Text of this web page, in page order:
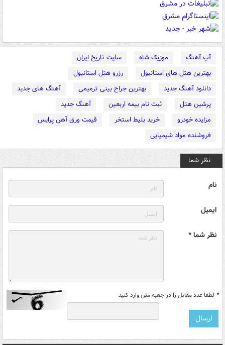
آپ آهنگ موزیک شاه
سایت تاریخ ایران
بهترین هتل های استانبول
رزرو هتل استانبول
دانلود آهنگ جدید
بهترین جراح بینی ترمیمی
آهنگ های جدید
پرشین هتل
ثبت نام بیمه اربعین
آهنگ جدید
مزایده خودرو
خرید بلیط استخر
قیمت ورق آهن پرایس
فروشنده مواد شیمیایی
نظر شما
نام
ایمیل
نظر شما *
* لطفا عدد مقابل را در جعبه متن وارد کنید